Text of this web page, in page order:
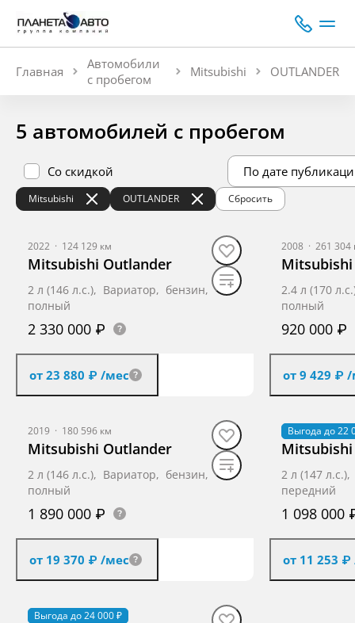
Главная
Автомобили
с пробегом
Mitsubishi OUTLANDER
5 автомобилей с пробегом
Mitsubishi OUTLANDER Сбросить
Со скидкой По дате
2022 · 124 129 км
Mitsubishi Outlander
2 л (146 л.с.), Вариатор, бензин,
полный
2 330 000 ₽
от 23 880 ₽ /мес
2008 · 261 304
2.4 л (170
полный
920 000 ₽
от 9 429 ₽ /
2019 · 180 596 км
Mitsubishi Outlander
2 л (146 л.с.), Вариатор, бензин,
полный
1 890 000 ₽
от 19 370 ₽ /мес
Выгода до 22
2010·219 241
2 л (147
передний
1 098 000
от 11 253 ₽
Выгода до 24 000 ₽
2013·237 621 км